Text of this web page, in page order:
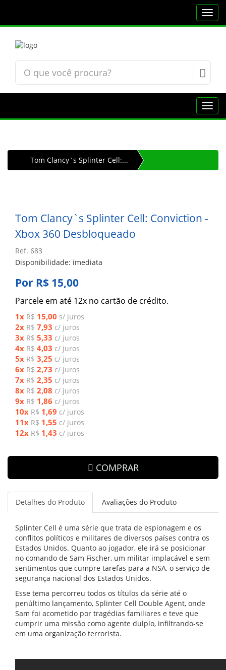
Tom Clancy`s Splinter Cell:...
Tom Clancy`s Splinter Cell: Conviction -
Xbox 360 Desbloqueado
Ref. 683
Disponibilidade: imediata
Por R$ 15,00
Parcele em até 12x no cartão de crédito.
1x R$ 15,00 s/ juros
2x R$ 7,93 c/ juros
3x R$ 5,33 c/ juros
4x R$ 4,03 c/ juros
5x R$ 3,25 c/ juros
6x R$ 2,73 c/ juros
7x R$ 2,35 c/ juros
8x R$ 2,08 c/ juros
9x R$ 1,86 c/ juros
10x R$ 1,69 c/ juros
11x R$ 1,55 c/ juros
12x R$ 1,43 c/ juros
COMPRAR
Detalhes do Produto Avaliações do Produto
Splinter Cell é uma série que trata de espionagem e os
conflitos políticos e militares de diversos países contra os
Estados Unidos. Quanto ao jogador, ele irá se posicionar
no comando de Sam Fischer, um militar implacável e sem
sentimentos que cumpre tarefas para a NSA, o serviço de
segurança nacional dos Estados Unidos.
Esse tema percorreu todos os títulos da série até o
penúltimo lançamento, Splinter Cell Double Agent, onde
Sam foi acometido por tragédias familiares e teve que
cumprir uma missão como agente dulplo, infiltrando-se
em uma organização terrorista.